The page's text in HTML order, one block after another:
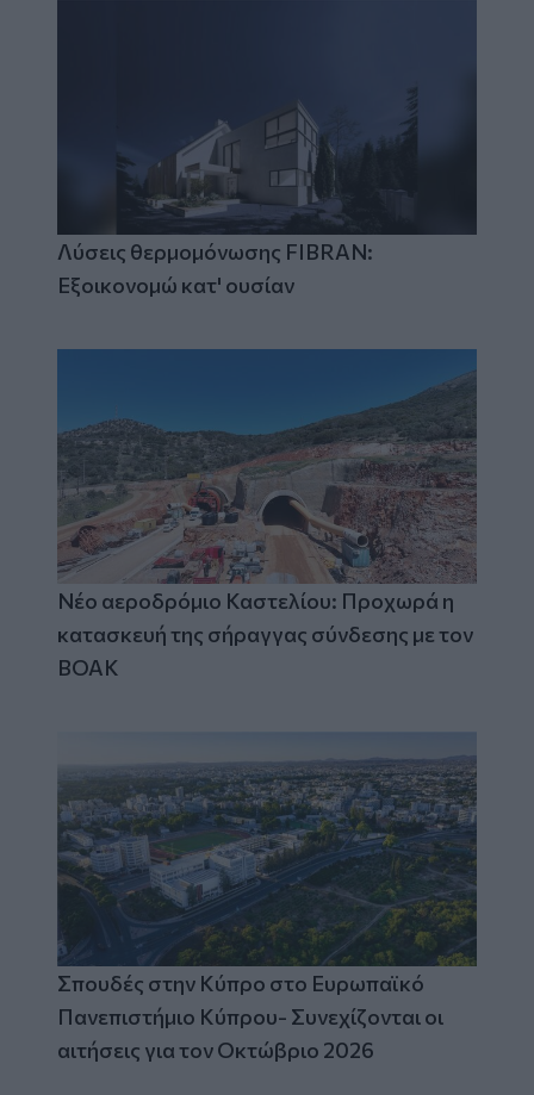
Λύσεις θερμομόνωσης FIBRAN:
Εξοικονομώ κατ' ουσίαν
Νέο αεροδρόμιο Καστελίου: Προχωρά η
κατασκευή της σήραγγας σύνδεσης με τον
ΒΟΑΚ
Σπουδές στην Κύπρο στο Ευρωπαϊκό
Πανεπιστήμιο Κύπρου- Συνεχίζονται οι
αιτήσεις για τον Οκτώβριο 2026